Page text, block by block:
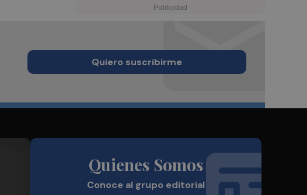
Quiero suscribirme
Quienes Somos
Conoce al grupo editorial